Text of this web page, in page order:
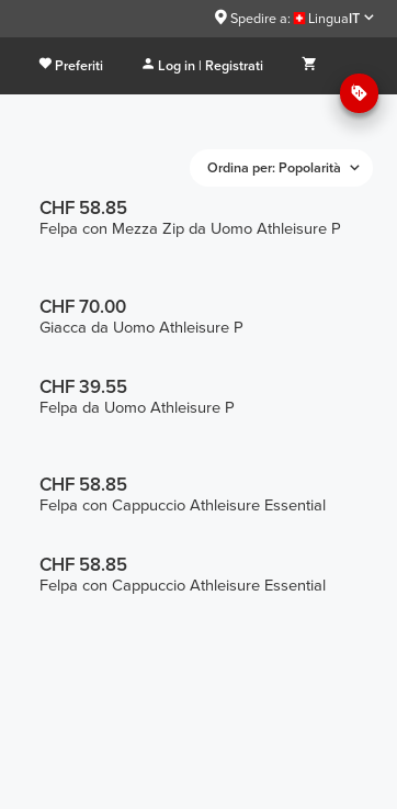
Spedire a: LinguaIT
Preferiti Log in | Registrati
Ordina per: Popolarità
CHF 58.85
Felpa con Mezza Zip da Uomo Athleisure P
CHF 70.00
Giacca da Uomo Athleisure P
CHF 39.55
Felpa da Uomo Athleisure P
CHF 58.85
Felpa con Cappuccio Athleisure Essential
CHF 58.85
Felpa con Cappuccio Athleisure Essential